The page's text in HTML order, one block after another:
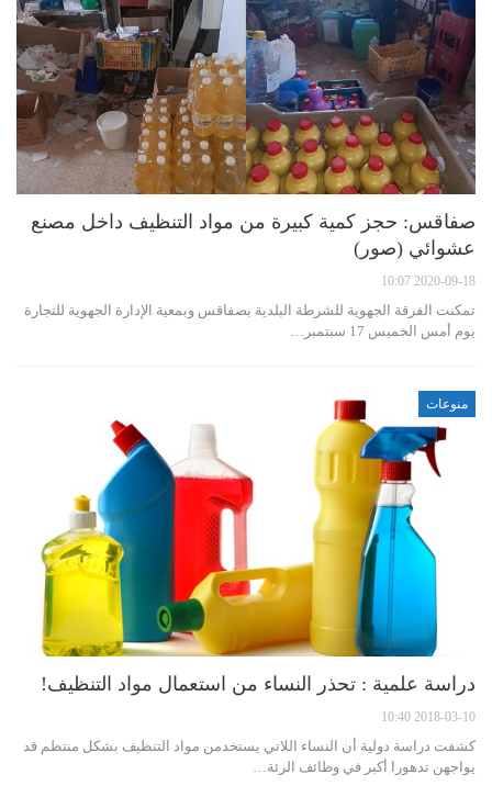
صفاقس: حجز كمية كبيرة من مواد التنظيف داخل مصنع
عشوائي (صور)
2020-09-18 10:07
تمكنت الفرقة الجهوية للشرطة البلدية بصفاقس وبمعية الإدارة الجهوية للتجارة
يوم أمس الخميس 17 سبتمبر…
منوعات
دراسة علمية : تحذر النساء من استعمال مواد التنظيف!
2018-03-10 10:40
كشفت دراسة دولية أن النساء اللاتي يستخدمن مواد التنظيف بشكل منتظم قد
يواجهن تدهورا أكبر في وظائف الرئة…